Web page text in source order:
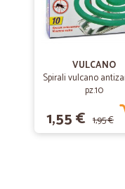
VULCANO
Spirali vulcano
pz.10
1,55 € 1,95 €